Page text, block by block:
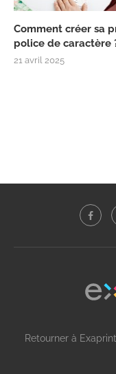
Comment créer sa
police de caractère
21 avril 2025
Retourner à Exaprint